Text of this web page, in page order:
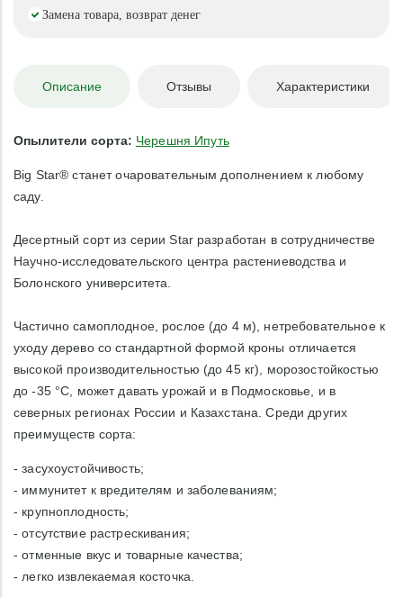
Замена товара, возврат денег
Описание Отзывы Характеристики
Опылители сорта: Черешня Ипуть
Big Star® станет очаровательным дополнением к любому
саду.
Десертный сорт из серии Star разработан в сотрудничестве
Научно-исследовательского центра растениеводства и
Болонского университета.
Частично самоплодное, рослое (до 4 м), нетребовательное к
уходу дерево со стандартной формой кроны отличается
высокой производительностью (до 45 кг), морозостойкостью
до -35 °С, может давать урожай и в Подмосковье, и в
северных регионах России и Казахстана. Среди других
преимуществ сорта:
- засухоустойчивость;
- иммунитет к вредителям и заболеваниям;
- крупноплодность;
- отсутствие растрескивания;
- отменные вкус и товарные качества;
- легко извлекаемая косточка.